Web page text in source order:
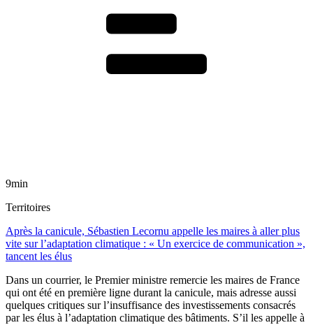
9min
Territoires
Après la canicule, Sébastien Lecornu appelle les maires à aller plus
vite sur l’adaptation climatique : « Un exercice de communication »,
tancent les élus
Dans un courrier, le Premier ministre remercie les maires de France
qui ont été en première ligne durant la canicule, mais adresse aussi
quelques critiques sur l’insuffisance des investissements consacrés
par les élus à l’adaptation climatique des bâtiments. S’il les appelle à